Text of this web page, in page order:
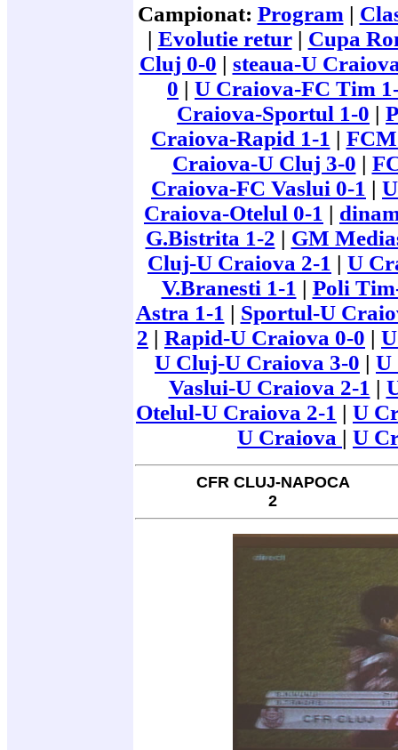
Campionat: Program |
| Evolutie retur| Cupa
Cluj 0-0 | steaua-U
0 | U Craiova-FC Tim
Craiova-Sportul 1-0 |
Craiova-Rapid 1-1 |
Craiova-U Cluj 3-0 |
Craiova-FC Vaslui 0-1 |
Craiova-Otelul 0-1 |
G.Bistrita 1-2 | GM
Cluj-U Craiova 2-1 | U
V.Branesti 1-1 | Poli
Astra 1-1 | Sportul-U
2 | Rapid-U Craiova 0-0 |
U Cluj-U Craiova 3-0 | U
Vaslui-U Craiova 2-1 |
Otelul-U Craiova 2-1 | U
U Craiova | U
CFR CLUJ-NAPOCA
2